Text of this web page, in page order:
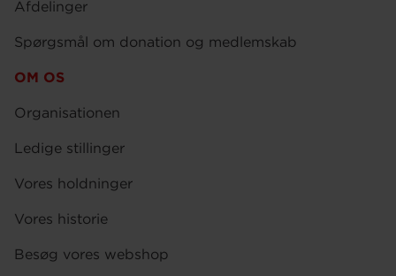
Afdelinger
Spørgsmål om donation og medlemskab
OM OS
Organisationen
Ledige stillinger
Vores holdninger
Vores historie
Besøg vores webshop